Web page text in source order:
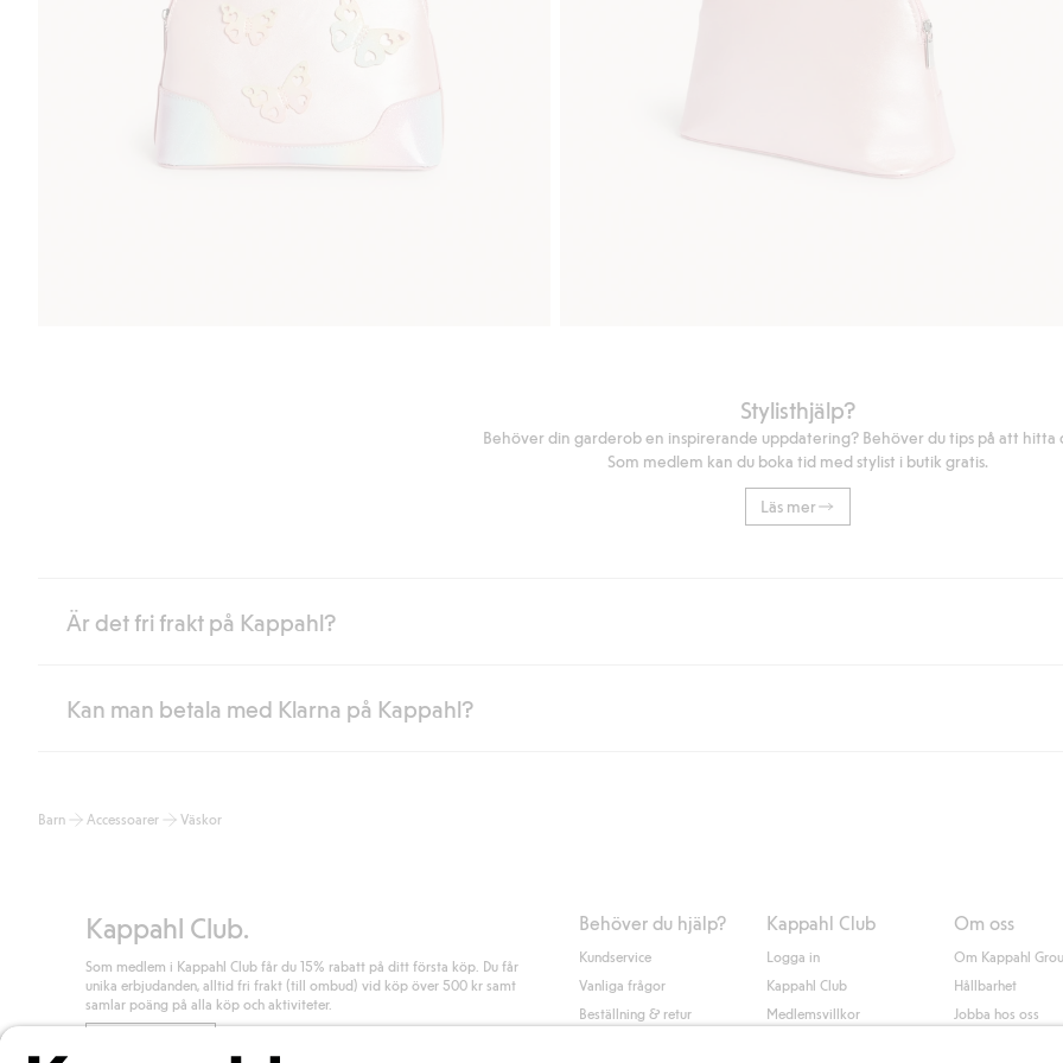
Stylisthjälp?
Behöver din garderob en inspirerande uppdatering? Behöver du tips på att hitta
Som medlem kan du boka tid med stylist i butik gratis.
Läs mer
Är det fri frakt på Kappahl?
Är du medlem i Kappahl Club har du alltid gratis frakt till butik eller om du handlar för över 500kr med leverans till ombud eller paketbox
Läs mer
Kan man betala med Klarna på Kappahl?
klicka på "Slutför köp" godkänner du Kappahls allmänna villkor.
Barn Accessoarer Väskor
Kappahl Club.
Som medlem i Kappahl Club får du 15% rabatt på ditt första köp. Du får
unika erbjudanden, alltid fri frakt (till ombud) vid köp över 500 kr samt
samlar poäng på alla köp och aktiviteter.
Behöver du hjälp?
Kundservice
Vanliga frågor
Beställning & retur
Kappahl Club
Logga in
Kappahl Club
Medlemsvillkor
Om oss
Om Kappahl
Hållbarhet
Jobba hos oss